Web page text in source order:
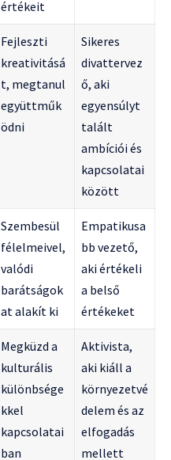
értékeit
Fejleszti
kreativitásá
t, megtanul
együttműk
ödni
Sikeres
divattervez
ő, aki
egyensúlyt
talált
ambíciói és
kapcsolatai
között
Szembesül
félelmeivel,
valódi
barátságok
at alakít ki
Empatikusa
bb vezető,
aki értékeli
a belső
értékeket
Megküzd a
kulturális
különbsége
kkel
kapcsolatai
ban
Aktivista,
aki kiáll a
környezetvé
delem és az
elfogadás
mellett